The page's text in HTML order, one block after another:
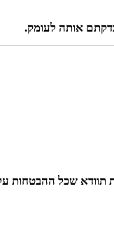
אותה לעומק.
תוודא שכל ההבטחות